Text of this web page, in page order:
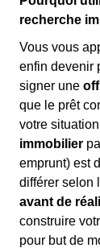
recherche
Vous vous
enfin devenir
signer une
que le prêt
votre
immobilier
emprunt) est
différer selon
avant de
construire
pour but de